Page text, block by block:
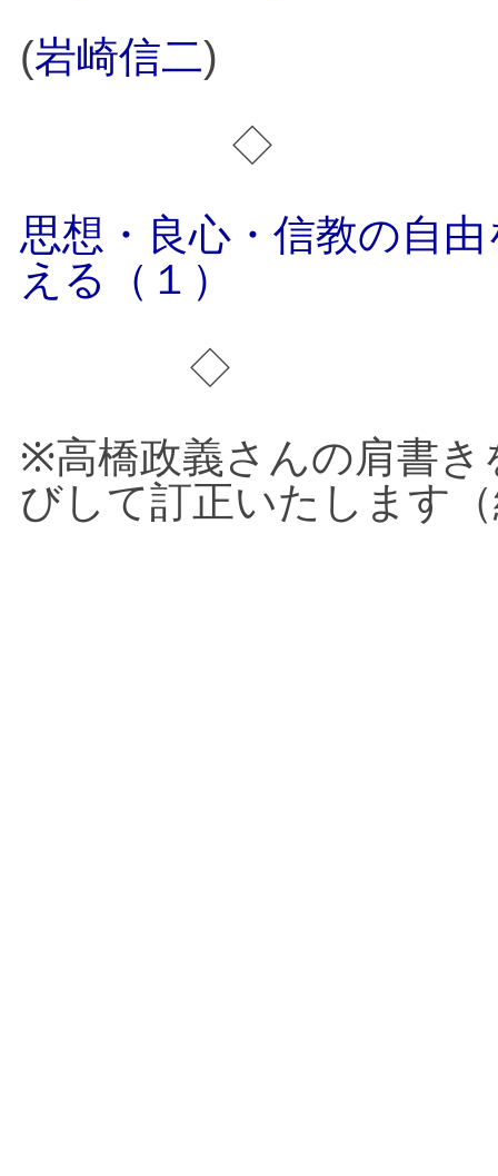
(岩崎信二)
◇
思想・良心・信教の自
える（１）
◇
※高橋政義さんの肩書
びして訂正いたします